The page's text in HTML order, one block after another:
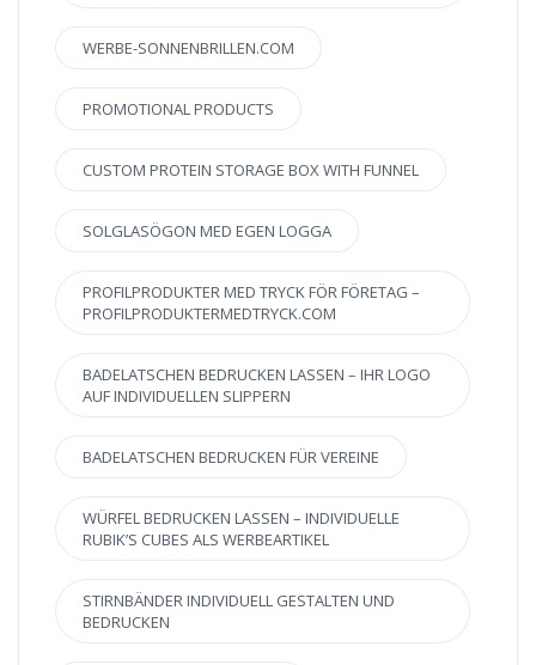
WERBE-SONNENBRILLEN.COM
PROMOTIONAL PRODUCTS
CUSTOM PROTEIN STORAGE BOX WITH FUNNEL
SOLGLASÖGON MED EGEN LOGGA
PROFILPRODUKTER MED TRYCK FÖR FÖRETAG –
PROFILPRODUKTERMEDTRYCK.COM
BADELATSCHEN BEDRUCKEN LASSEN – IHR LOGO
AUF INDIVIDUELLEN SLIPPERN
BADELATSCHEN BEDRUCKEN FÜR VEREINE
WÜRFEL BEDRUCKEN LASSEN – INDIVIDUELLE
RUBIK’S CUBES ALS WERBEARTIKEL
STIRNBÄNDER INDIVIDUELL GESTALTEN UND
BEDRUCKEN